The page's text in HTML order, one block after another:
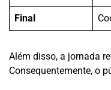
Final
Além disso, a jornada
Consequentemente, o